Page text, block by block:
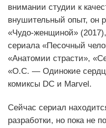
внимании студии к
внушительный опыт, он
«Чудо‑женщиной»
сериала «Песочный
«Анатомии страсти»,
«О.С. — Одинокие
комиксы DC и Marvel.
Сейчас сериал
разработки, но пока не